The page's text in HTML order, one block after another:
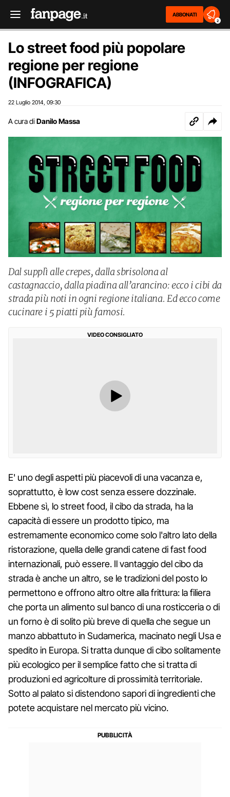
ABBONATI
2
Lo street food più popolare
regione per regione
(INFOGRAFICA)
22 Luglio 2014 09:30
A cura di Danilo Massa
Dal supplì alle crepes, dalla sbrisolona al
castagnaccio, dalla piadina all’arancino: ecco i cibi da
strada più noti in ogni regione italiana. Ed ecco come
cucinare i 5 piatti più famosi.
VIDEO CONSIGLIATO
E' uno degli aspetti più piacevoli di una vacanza e,
soprattutto, è low cost senza essere dozzinale.
Ebbene sì, lo street food, il cibo da strada, ha la
capacità di essere un prodotto tipico, ma
estremamente economico come solo l'altro lato della
ristorazione, quella delle grandi catene di fast food
internazionali, può essere. Il vantaggio del cibo da
strada è anche un altro, se le tradizioni del posto lo
permettono e offrono altro oltre alla frittura: la filiera
che porta un alimento sul banco di una rosticceria o di
un forno è di solito più breve di quella che segue un
manzo abbattuto in Sudamerica, macinato negli Usa e
spedito in Europa. Si tratta dunque di cibo solitamente
più ecologico per il semplice fatto che si tratta di
produzioni ed agricolture di prossimità territoriale.
Sotto al palato si distendono sapori di ingredienti che
potete acquistare nel mercato più vicino.